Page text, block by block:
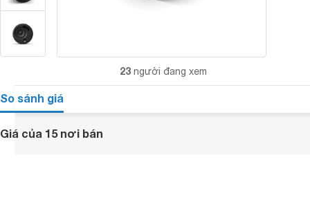
23 người đang xem
So sánh giá
Giá của 15 nơi bán